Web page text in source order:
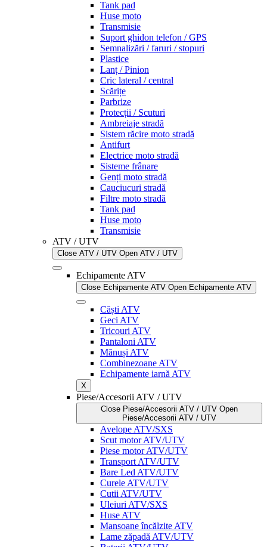
Tank pad
Huse moto
Transmisie
Suport ghidon telefon / GPS
Semnalizări / faruri / stopuri
Plastice
Lanț / Pinion
Cric lateral / central
Scărițe
Parbrize
Protecții / Scuturi
Ambreiaje stradă
Sistem răcire moto stradă
Antifurt
Electrice moto stradă
Sisteme frânare
Genți moto stradă
Cauciucuri stradă
Filtre moto stradă
Tank pad
Huse moto
Transmisie
ATV / UTV
Close ATV / UTV Open ATV / UTV
Echipamente ATV
Close Echipamente ATV Open Echipamente ATV
Căști ATV
Geci ATV
Tricouri ATV
Pantaloni ATV
Mănuși ATV
Combinezoane ATV
Echipamente iarnă ATV
X
Piese/Accesorii ATV / UTV
Close Piese/Accesorii ATV / UTV Open
Piese/Accesorii ATV / UTV
Avelope ATV/SXS
Scut motor ATV/UTV
Piese motor ATV/UTV
Transport ATV/UTV
Bare Led ATV/UTV
Curele ATV/UTV
Cutii ATV/UTV
Uleiuri ATV/SXS
Huse ATV
Mansoane încălzite ATV
Lame zăpadă ATV/UTV